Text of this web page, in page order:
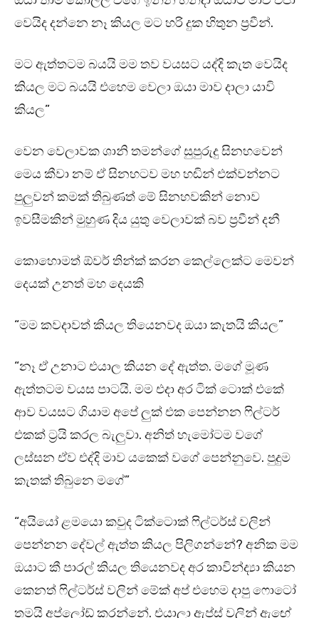
වෙයිද දන්නෙ නෑ කියල මට හරි දුක හිතුන ප්‍රවීන්.
මට ඇත්තටම බයයි මම තව වයසට යද්දි කැත වෙයිද
කියල මට බයයි එහෙම වෙලා ඔයා මාව දාලා යාවි
කියල”
වෙන වෙලාවක ශානි තමන්ගේ සුපුරුදු සිනහවෙන්
මෙය කීවා නම් ඒ සිනහටව මහ හඬින් එක්වන්නට
පුලුවන් කමක් තිබුණත් මේ සිනහවකින් නොව
ඉවසීමකින් මුහුණ දිය යුතු වෙලාවක් බව ප්‍රවීන් දනී
කොහොමත් ඕවර් තින්ක් කරන කෙල්ලෙක්ට මෙවන්
දෙයක් උනත් මහ දෙයකි
“මම කවදාවත් කියල තියෙනවද ඔයා කැතයි කියල”
“නෑ ඒ උනාට එයාල කියන දේ ඇත්‍ත. මගේ මූණ
ඇත්‍තටම වයස පාටයි. මම එදා අර ටික් ටොක් එකේ
ආව වයසට ගියාම අපේ ලුක් එක පෙන්නන ෆිල්ටර්
එකක් ට්‍රයි කරල බැලුවා. අනිත් හැමෝටම වගේ
ලස්සන ඒව එද්දි මාව යකෙක් වගේ පෙන්නුවෙ. පුදුම
කැතක් තිබුනෙ මගේ”
“අයියෝ ළමයො කවුද ටික්ටොක් ෆිල්ටර්ස් වලින්
පෙන්නන දේවල් ඇත්ත කියල පිලිගන්නේ? අනික මම
ඔයාට කී පාරල් කියල තියෙනවද අර කාවින්ද්‍යා කියන
කෙනත් ෆිල්ටර්ස් වලින් මේක් අප් එහෙම දාපු ෆොටෝ
තමයි අප්ලෝඩ් කරන්නේ. එයාලා ඇප්ස් වලින් ඇඟේ